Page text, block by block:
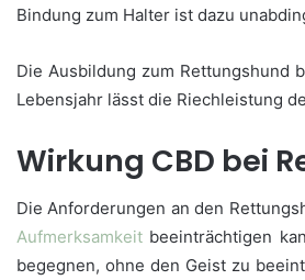
Bindung zum Halter ist dazu
Die Ausbildung zum Rettungshund
Lebensjahr lässt die Riechleistung
Wirkung CBD bei
Die Anforderungen an den
Aufmerksamkeit beeinträchtigen
begegnen, ohne den Geist zu